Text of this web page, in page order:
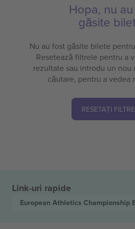
Hopa, nu
găsite
Nu au fost găsite bilete
Resetează filtrele pentru a
rezultate sau introdu un nou
căutare, pentru a vedea
RESETAȚI
Link-uri rapide
European Athletics Championship